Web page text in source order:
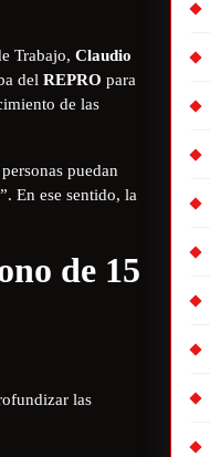
Trabajo, Claudio
del REPRO para
de las
puedan
En ese sentido, la
de 15
las